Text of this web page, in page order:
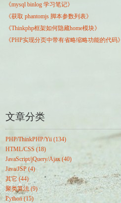
《mysql binlog 学习笔记》
《获取 phantomjs 脚本参数列表》
《Thinkphp框架如何隐藏home模块》
《PHP实现分页中带有省略缩略功能的代码》
文章分类
PHP/ThinkPHP/Yii (134)
HTML/CSS (18)
JavaScript/jQuery/Ajax (40)
Java/JSP (4)
其它 (44)
聚类算法 (9)
Python (15)